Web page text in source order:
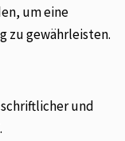
um eine
zu gewährleisten.
und